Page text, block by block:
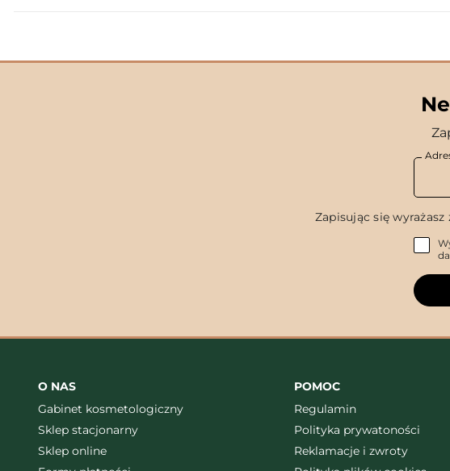
Zapisując się
O NAS
Gabinet kosmetologiczny
Sklep stacjonarny
Sklep online
POMOC
Regulamin
Polityka prywatoności
Reklamacje i zwroty